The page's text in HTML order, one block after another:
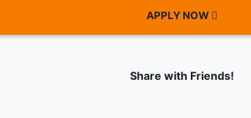
APPLY NOW
Share with Friends!